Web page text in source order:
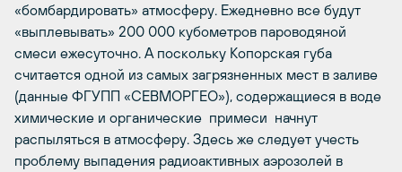
«бомбардировать» атмосферу. Ежедневно все будут
«выплевывать» 200 000 кубометров пароводяной
смеси ежесуточно. А поскольку Копорская губа
считается одной из самых загрязненных мест в заливе
(данные ФГУПП «СЕВМОРГЕО»), содержащиеся в воде
химические и органические примеси начнут
распыляться в атмосферу. Здесь же следует учесть
проблему выпадения радиоактивных аэрозолей в